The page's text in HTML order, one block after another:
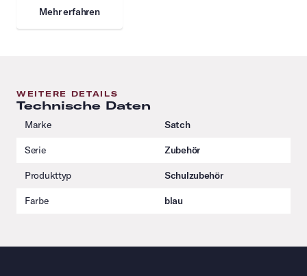
Mehr erfahren
WEITERE DETAILS
Technische Daten
Marke Satch
Serie Zubehör
Produkttyp Schulzubehör
Farbe blau